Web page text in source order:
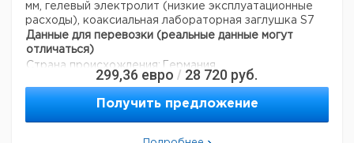
мм, гелевый электролит (низкие эксплуатационные
расходы), коаксиальная лабораторная заглушка S7
Данные для перевозки (реальные данные могут
отличаться)
Страна происхождения: Германия
299,36 евро / 28 720 руб.
Получить предложение